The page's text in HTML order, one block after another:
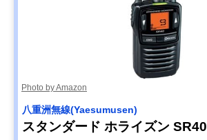
Photo by Amazon
八重洲無線(Yaesumusen)
スタンダード ホライズン SR40